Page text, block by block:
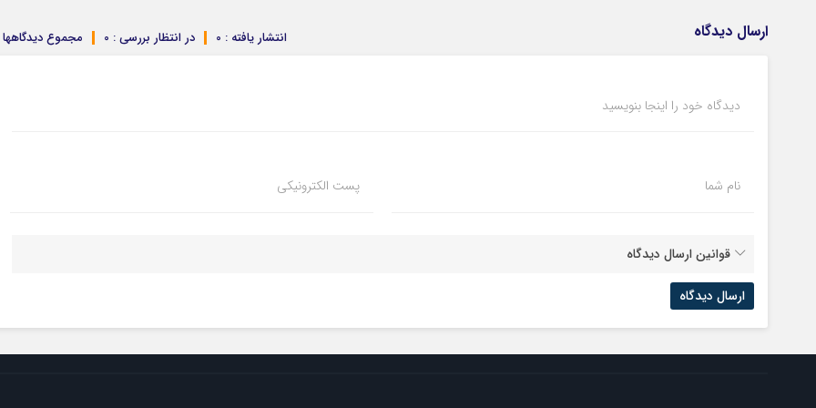
ارسال دیدگاه مجموع دیدگاهها در انتظار بررسی : 0 انتشار یافته : 0
دیدگاه خود را اینجا بنویسید
نام شما پست الکترونیکی
قوانین ارسال دیدگاه